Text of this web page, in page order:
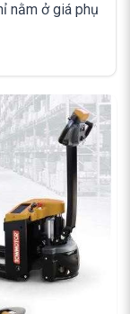
nằm ở giá phụ